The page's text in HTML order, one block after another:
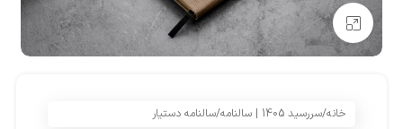
بزرگنمایی تصویر
خانه/سررسید 1405 | سالنامه /سالنامه دستیار